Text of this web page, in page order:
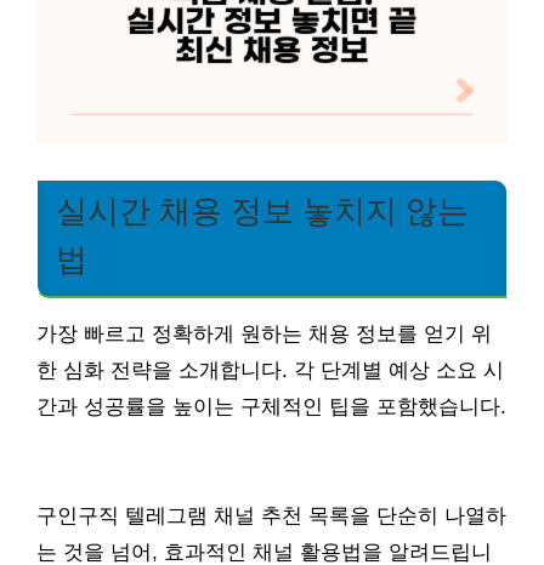
실시간 채용 정보 놓치지 않는
법
가장 빠르고 정확하게 원하는 채용 정보를 얻기 위
한 심화 전략을 소개합니다. 각 단계별 예상 소요 시
간과 성공률을 높이는 구체적인 팁을 포함했습니다.
구인구직 텔레그램 채널 추천 목록을 단순히 나열하
는 것을 넘어, 효과적인 채널 활용법을 알려드립니